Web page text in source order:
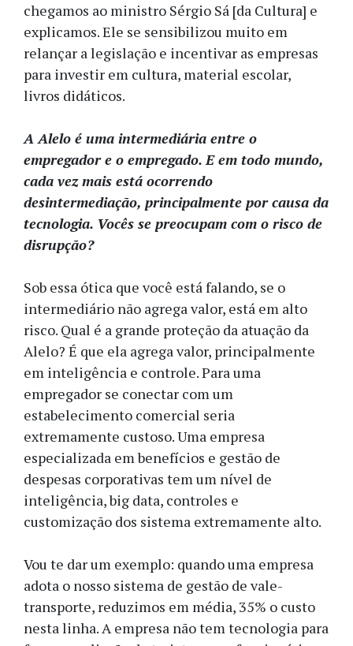
chegamos ao ministro Sérgio Sá [da Cultura] e
explicamos. Ele se sensibilizou muito em
relançar a legislação e incentivar as empresas
para investir em cultura, material escolar,
livros didáticos.
A Alelo é uma intermediária entre o
empregador e o empregado. E em todo mundo,
cada vez mais está ocorrendo
desintermediação, principalmente por causa da
tecnologia. Vocês se preocupam com o risco de
disrupção?
Sob essa ótica que você está falando, se o
intermediário não agrega valor, está em alto
risco. Qual é a grande proteção da atuação da
Alelo? É que ela agrega valor, principalmente
em inteligência e controle. Para uma
empregador se conectar com um
estabelecimento comercial seria
extremamente custoso. Uma empresa
especializada em benefícios e gestão de
despesas corporativas tem um nível de
inteligência, big data, controles e
customização dos sistema extremamente alto.
Vou te dar um exemplo: quando uma empresa
adota o nosso sistema de gestão de vale-
transporte, reduzimos em média, 35% o custo
nesta linha. A empresa não tem tecnologia para